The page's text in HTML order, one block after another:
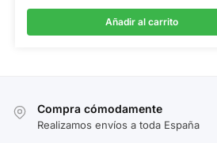
Añadir al carrito
Compra cómodamente
Realizamos envíos a toda España